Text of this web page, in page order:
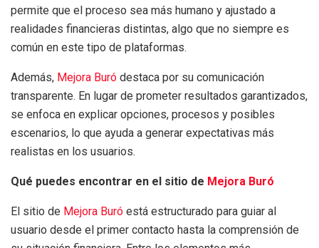
permite que el proceso sea más humano y ajustado a
realidades financieras distintas, algo que no siempre es
común en este tipo de plataformas.
Además, Mejora Buró destaca por su comunicación
transparente. En lugar de prometer resultados garantizados,
se enfoca en explicar opciones, procesos y posibles
escenarios, lo que ayuda a generar expectativas más
realistas en los usuarios.
Qué puedes encontrar en el sitio de Mejora Buró
El sitio de Mejora Buró está estructurado para guiar al
usuario desde el primer contacto hasta la comprensión de